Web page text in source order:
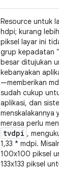
Resource untuk
hdpi; kurang
piksel layar ini
grup kepadatan
besar ditujukan
kebanyakan
—memberikan
sudah cukup
aplikasi, dan
menskalakannya
merasa perlu
tvdpi ,
1,33 * mdpi.
100x100 piksel
133x133 piksel